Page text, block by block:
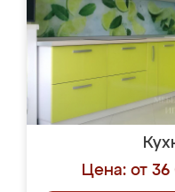
Цена: от